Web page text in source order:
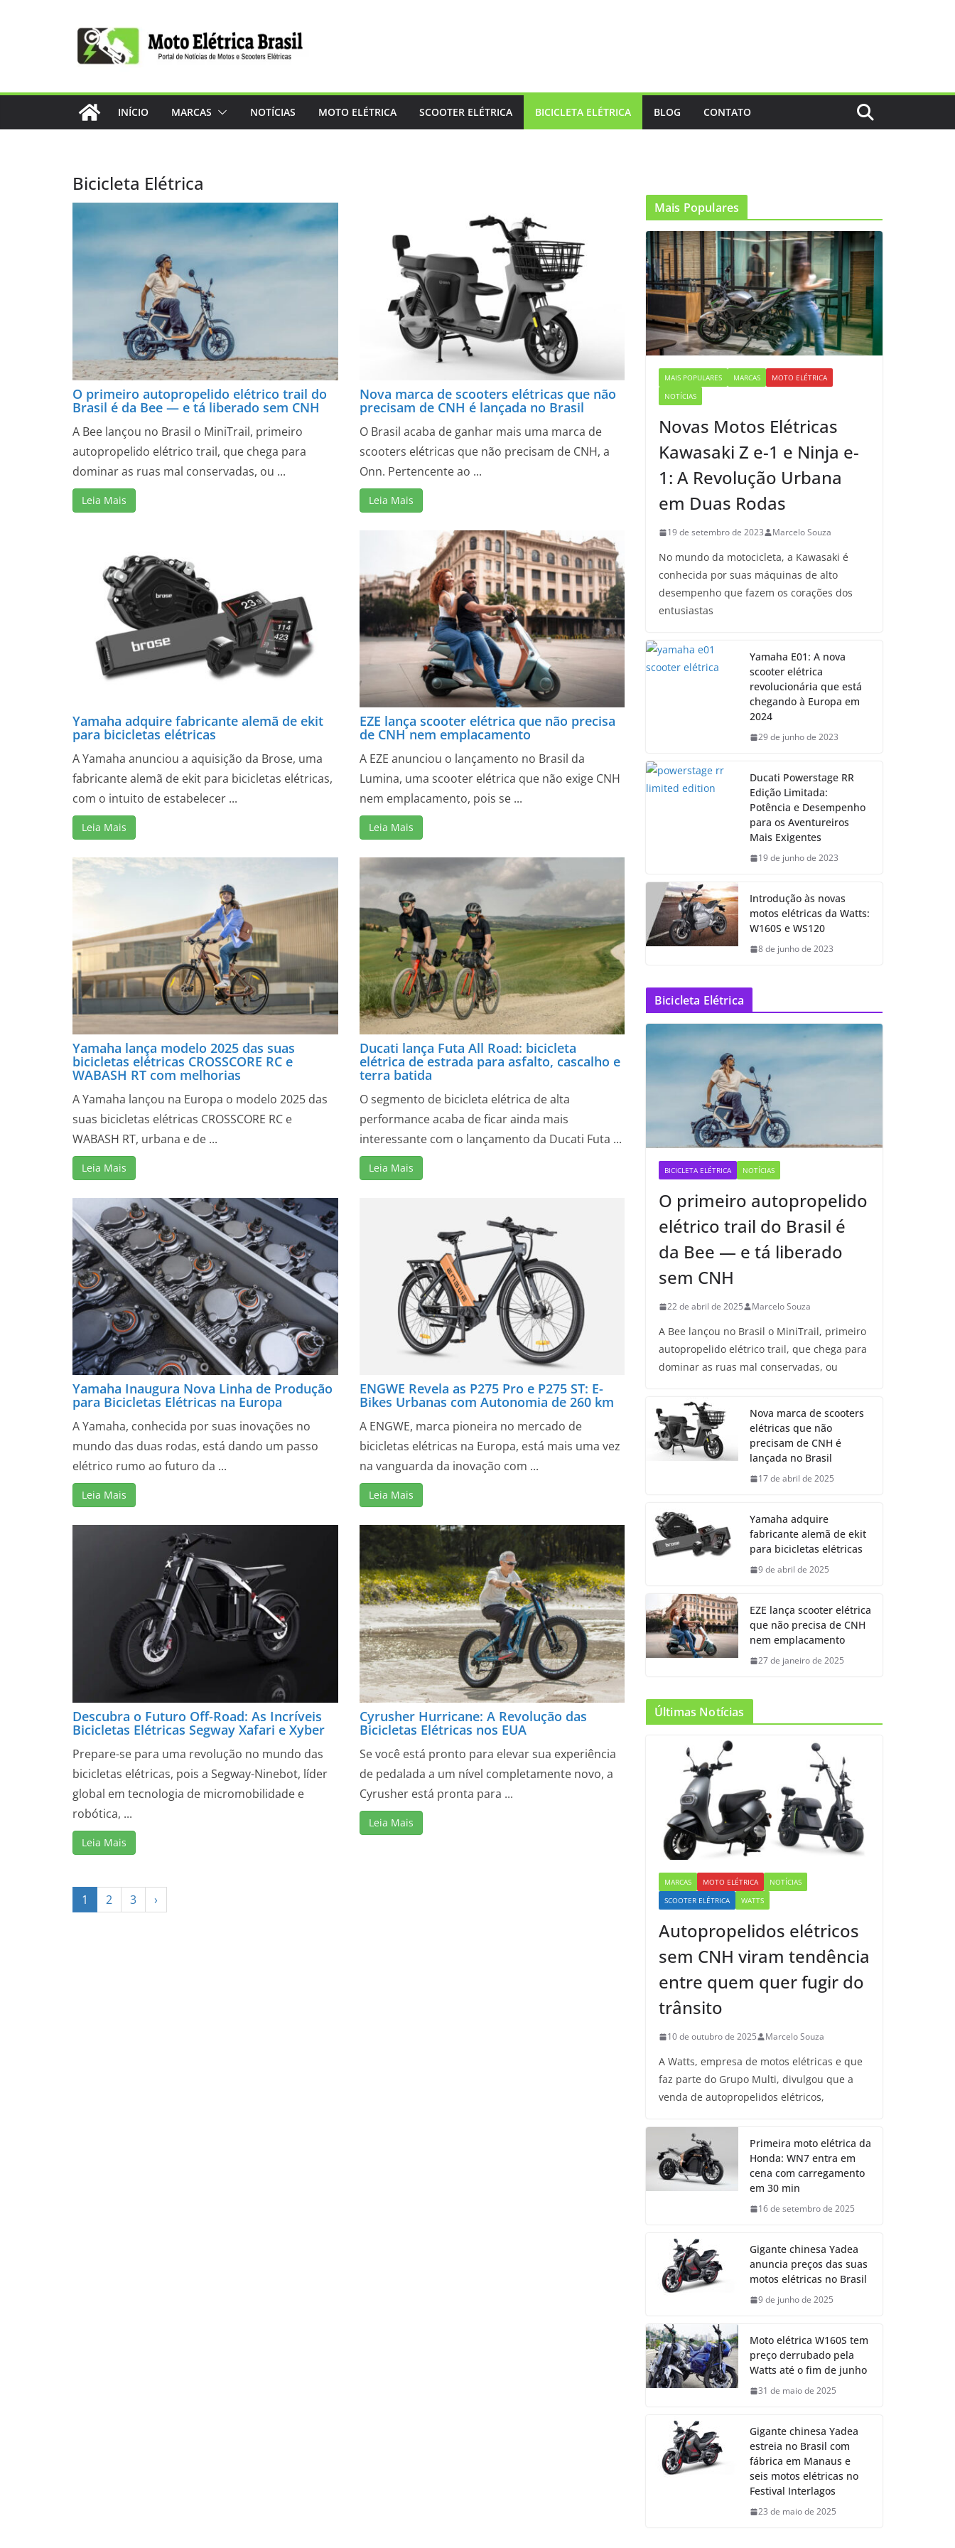
INÍCIO MARCAS NOTÍCIAS MOTO ELÉTRICA SCOOTER ELÉTRICA BICICLETA ELÉTRICA BLOG CONTATO
Bicicleta Elétrica
O primeiro autopropelido elétrico trail do
Brasil é da Bee — e tá liberado sem CNH
A Bee lançou no Brasil o MiniTrail, primeiro
autopropelido elétrico trail, que chega para
dominar as ruas mal conservadas, ou ...
Leia Mais
Nova marca de scooters elétricas que não
precisam de CNH é lançada no Brasil
O Brasil acaba de ganhar mais uma marca de
scooters elétricas que não precisam de CNH, a
Onn. Pertencente ao ...
Leia Mais
Yamaha adquire fabricante alemã de ekit
para bicicletas elétricas
A Yamaha anunciou a aquisição da Brose, uma
fabricante alemã de ekit para bicicletas elétricas,
com o intuito de estabelecer ...
Leia Mais
EZE lança scooter elétrica que não precisa
de CNH nem emplacamento
A EZE anunciou o lançamento no Brasil da
Lumina, uma scooter elétrica que não exige CNH
nem emplacamento, pois se ...
Leia Mais
Yamaha lança modelo 2025 das suas
bicicletas elétricas CROSSCORE RC e
WABASH RT com melhorias
A Yamaha lançou na Europa o modelo 2025 das
suas bicicletas elétricas CROSSCORE RC e
WABASH RT, urbana e de ...
Leia Mais
Ducati lança Futa All Road: bicicleta
elétrica de estrada para asfalto, cascalho e
terra batida
O segmento de bicicleta elétrica de alta
performance acaba de ficar ainda mais
interessante com o lançamento da Ducati Futa ...
Leia Mais
Yamaha Inaugura Nova Linha de Produção
para Bicicletas Elétricas na Europa
A Yamaha, conhecida por suas inovações no
mundo das duas rodas, está dando um passo
elétrico rumo ao futuro da ...
Leia Mais
ENGWE Revela as P275 Pro e P275 ST: E-
Bikes Urbanas com Autonomia de 260 km
A ENGWE, marca pioneira no mercado de
bicicletas elétricas na Europa, está mais uma vez
na vanguarda da inovação com ...
Leia Mais
Descubra o Futuro Off-Road: As Incríveis
Bicicletas Elétricas Segway Xafari e Xyber
Prepare-se para uma revolução no mundo das
bicicletas elétricas, pois a Segway-Ninebot, líder
global em tecnologia de micromobilidade e
robótica, ...
Leia Mais
Cyrusher Hurricane: A Revolução das
Bicicletas Elétricas nos EUA
Se você está pronto para elevar sua experiência
de pedalada a um nível completamente novo, a
Cyrusher está pronta para ...
Leia Mais
1 2 3 ›
Mais Populares
MAIS POPULARES MARCAS
MOTO ELÉTRICA
NOTÍCIAS
Novas Motos Elétricas
Kawasaki Z e-1 e Ninja e-
1: A Revolução Urbana
em Duas Rodas
19 de setembro de 2023 Marcelo Souza
No mundo da motocicleta, a Kawasaki é
conhecida por suas máquinas de alto
desempenho que fazem os corações dos
entusiastas
Yamaha E01: A nova
scooter elétrica
revolucionária que está
chegando à Europa em
2024
29 de junho de 2023
Ducati Powerstage RR
Edição Limitada:
Potência e Desempenho
para os Aventureiros
Mais Exigentes
19 de junho de 2023
Introdução às novas
motos elétricas da Watts:
W160S e WS120
8 de junho de 2023
Bicicleta Elétrica
BICICLETA ELÉTRICA NOTÍCIAS
O primeiro autopropelido
elétrico trail do Brasil é
da Bee — e tá liberado
sem CNH
22 de abril de 2025 Marcelo Souza
A Bee lançou no Brasil o MiniTrail, primeiro
autopropelido elétrico trail, que chega para
dominar as ruas mal conservadas, ou
Nova marca de scooters
elétricas que não
precisam de CNH é
lançada no Brasil
17 de abril de 2025
Yamaha adquire
fabricante alemã de ekit
para bicicletas elétricas
9 de abril de 2025
EZE lança scooter elétrica
que não precisa de CNH
nem emplacamento
27 de janeiro de 2025
Últimas Notícias
MARCAS MOTO ELÉTRICA
NOTÍCIAS
SCOOTER ELÉTRICA
WATTS
Autopropelidos elétricos
sem CNH viram tendência
entre quem quer fugir do
trânsito
10 de outubro de 2025 Marcelo Souza
A Watts, empresa de motos elétricas e que
faz parte do Grupo Multi, divulgou que a
venda de autopropelidos elétricos,
Primeira moto elétrica da
Honda: WN7 entra em
cena com carregamento
em 30 min
16 de setembro de 2025
Gigante chinesa Yadea
anuncia preços das suas
motos elétricas no Brasil
9 de junho de 2025
Moto elétrica W160S tem
preço derrubado pela
Watts até o fim de junho
31 de maio de 2025
Gigante chinesa Yadea
estreia no Brasil com
fábrica em Manaus e
seis motos elétricas no
Festival Interlagos
23 de maio de 2025